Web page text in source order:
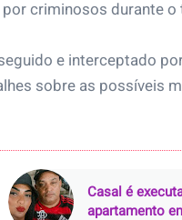
criminosos durante o
e interceptado
sobre as possíveis
Casal é
apartamento